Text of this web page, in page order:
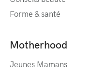
Forme & santé
Motherhood
Jeunes Mamans